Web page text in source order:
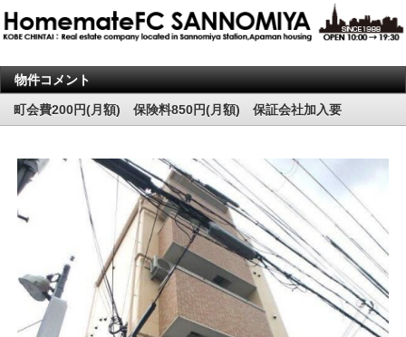
物件コメント
町会費200円(月額) 保険料850円(月額) 保証会社加入要